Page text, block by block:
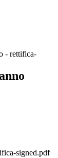
- rettifica-
signed.pdf